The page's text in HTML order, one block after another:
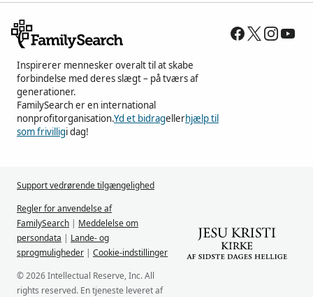
Inspirerer mennesker overalt til at skabe
forbindelse med deres slægt – på tværs af
generationer.
FamilySearch er en international
nonprofitorganisation.Yd et bidragellerhjælp til
som frivilligi dag!
Support vedrørende tilgængelighed
Regler for anvendelse af
FamilySearch | Meddelelse om
persondata | Lande- og
sprogmuligheder | Cookie-indstillinger
© 2026 Intellectual Reserve, Inc. All
rights reserved. En tjeneste leveret af